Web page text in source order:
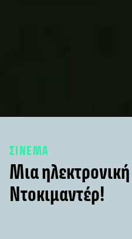
ΣΙΝΕΜΑ
Μια
Ντοκιμαντέρ!